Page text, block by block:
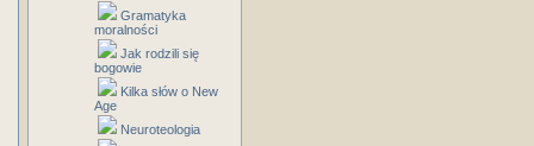
Gramatyka
moralności
Jak rodzili się
bogowie
Kilka słów o New
Age
Neuroteologia